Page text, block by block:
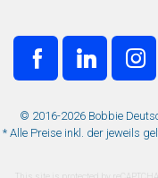
© 2016-2026 Bobbie
* Alle Preise inkl. der jeweils